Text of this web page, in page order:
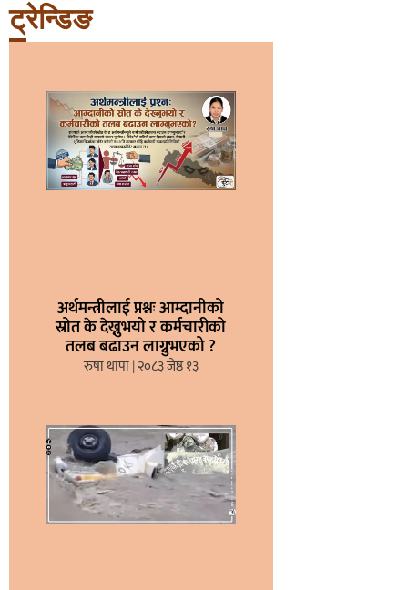
ट्रेन्डिङ
अर्थमन्त्रीलाई प्रश्नः आम्दानीको
स्रोत के देख्नुभयो र कर्मचारीको
तलब बढाउन लाग्नुभएको ?
रुषा थापा २०८३ जेष्ठ १३